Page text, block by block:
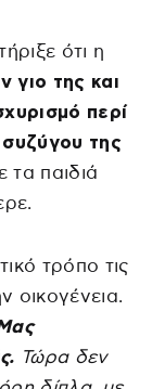
ότι η
γιο της και
περί
συζύγου της
τα παιδιά
τρόπο τις
οικογένεια.
Τώρα δεν